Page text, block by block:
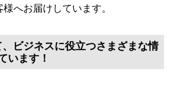
へお届けしています。
ビジネスに役立つさまざまな情
います！